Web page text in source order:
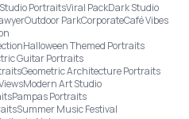
Studio PortraitsViral PackDark Studio
Outdoor ParkCorporateCafé Vibes
Halloween Themed Portraits
Guitar Portraits
Geometric Architecture Portraits
Modern Art Studio
Pampas Portraits
Summer Music Festival